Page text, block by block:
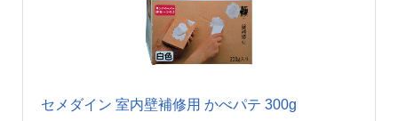
セメダイン 室内壁補修用 かべパテ 300g